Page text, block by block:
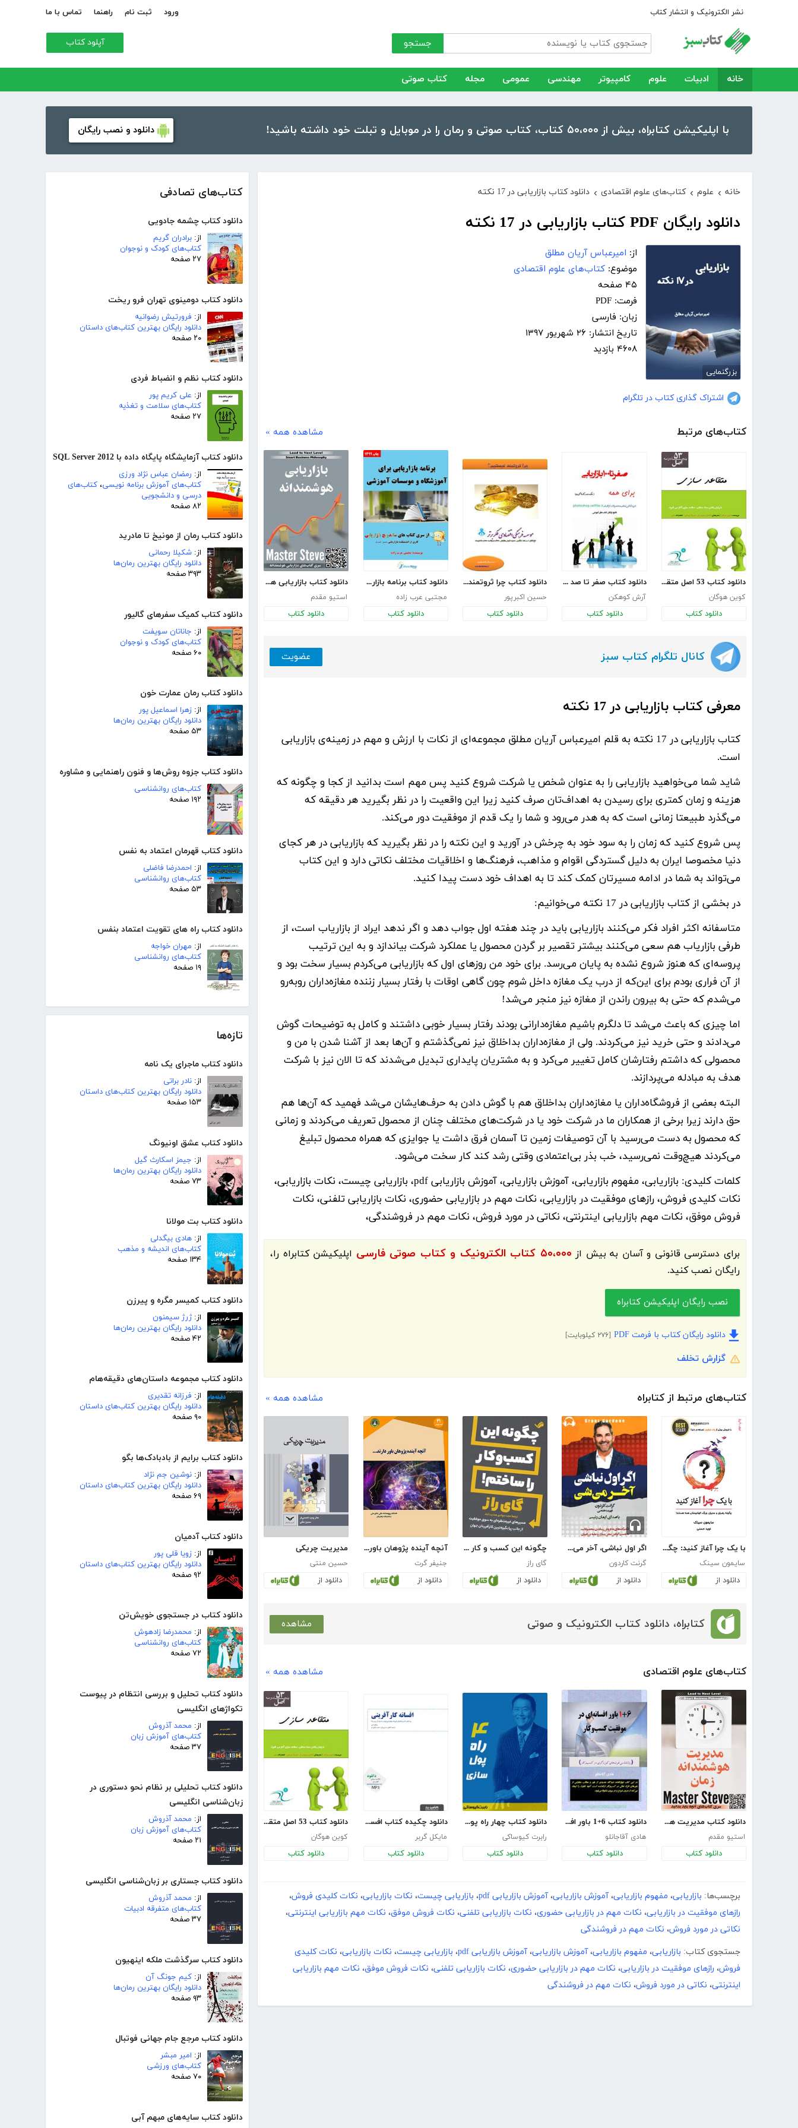
نشر الکترونیک و انتشار کتاب ورود ثبت نام راهنما تماس با ما
جستجو آپلود کتاب
خانه ادبیات علوم کامپیوتر مهندسی عمومی مجله کتاب صوتی
با اپلیکیشن کتابراه، بیش از ۵۰،۰۰۰ کتاب، کتاب صوتی و رمان را در موبایل و تبلت خود داشته باشید! دانلود و نصب رایگان
کتاب‌های تصادفی
دانلود کتاب چشمه جادویی
از: برادران گریم
کتاب‌های کودک و نوجوان
۲۷ صفحه
دانلود کتاب دومینوی تهران فرو ریخت
از: فرورتیش رضوانیه
دانلود رایگان بهترین کتاب‌های داستان
۲۰ صفحه
دانلود کتاب نظم و انضباط فردی
از: علی کریم پور
کتاب‌های سلامت و تغذیه
۲۷ صفحه
دانلود کتاب آزمایشگاه پایگاه داده با SQL Server 2012
از: رمضان عباس نژاد ورزی
کتاب‌های آموزش برنامه نویسی، کتاب‌های
درسی و دانشجویی
۸۲ صفحه
دانلود کتاب رمان از مونیخ تا مادرید
از: شکیلا رحمانی
دانلود رایگان بهترین رمان‌ها
۳۹۳ صفحه
دانلود کتاب کمیک سفرهای گالیور
از: جاناتان سویفت
کتاب‌های کودک و نوجوان
۶۰ صفحه
دانلود کتاب رمان عمارت خون
از: زهرا اسماعیل پور
دانلود رایگان بهترین رمان‌ها
۵۳ صفحه
دانلود کتاب جزوه روش‌ها و فنون راهنمایی و مشاوره
کتاب‌های روانشناسی
۱۹۲ صفحه
دانلود کتاب قهرمان اعتماد به نفس
از: احمدرضا فاضلی
کتاب‌های روانشناسی
۵۳ صفحه
دانلود کتاب راه های تقویت اعتماد بنفس
از: مهران خواجه
کتاب‌های روانشناسی
۱۹ صفحه
تازه‌ها
دانلود کتاب ماجرای یک نامه
از: نادر براتی
دانلود رایگان بهترین کتاب‌های داستان
۱۵۳ صفحه
دانلود کتاب عشق اونیونگ
از: جیمز اسکارث گیل
دانلود رایگان بهترین رمان‌ها
۷۳ صفحه
دانلود کتاب بت مولانا
از: هادی بیگدلی
کتاب‌های اندیشه و مذهب
۱۳۴ صفحه
دانلود کتاب کمیسر مگره و پیرزن
از:ژرژ سیمنون
دانلود رایگان بهترین رمان‌ها
۴۲ صفحه
دانلود کتاب مجموعه داستان‌های دقیقه‌هام
از: فرزانه تقدیری
دانلود رایگان بهترین کتاب‌های داستان
۹۰ صفحه
دانلود کتاب برایم از بادبادک‌ها بگو
از: نوشین جم نژاد
دانلود رایگان بهترین کتاب‌های داستان
۶۹ صفحه
دانلود کتاب آدمیان
از: زویا قلی پور
دانلود رایگان بهترین کتاب‌های داستان
۹۲ صفحه
دانلود کتاب در جستجوی خویش‌تن
از: محمدرضا زادهوش
کتاب‌های روانشناسی
۷۲ صفحه
دانلود کتاب تحلیل و بررسی انتظام در پیوست
تکواژهای انگلیسی
از: محمد آذروش
کتاب‌های آموزش زبان
۳۷ صفحه
دانلود کتاب تحلیلی بر نظام نحو دستوری در
زبان‌شناسی انگلیسی
از: محمد آذروش
کتاب‌های آموزش زبان
۲۱ صفحه
دانلود کتاب جستاری بر زبان‌شناسی انگلیسی
از: محمد آذروش
کتاب‌های متفرقه ادبیات
۳۷ صفحه
دانلود کتاب سرگذشت ملکه اینهیون
از: کیم جونگ آن
دانلود رایگان بهترین رمان‌ها
۹۳ صفحه
دانلود کتاب مرجع جام جهانی فوتبال
از: امیر مبشر
کتاب‌های ورزشی
۷۰ صفحه
دانلود کتاب سایه‌های مبهم آبی
خانه › علوم › کتاب‌های علوم اقتصادی › دانلود کتاب بازاریابی در 17 نکته
دانلود رایگان PDF کتاب بازاریابی در 17 نکته
بزرگنمایی
از: امیرعباس آریان مطلق
موضوع: کتاب‌های علوم اقتصادی
۴۵ صفحه
فرمت: PDF
زبان: فارسی
تاریخ انتشار: ۲۶ شهریور ۱۳۹۷
۴۶۰۸ بازدید
اشتراک گذاری کتاب در تلگرام
کتاب‌های مرتبط مشاهده همه »
دانلود کتاب 53 اصل متقاعد سازی
کوین هوگان
دانلود کتاب
دانلود کتاب صفر تا صد بازاریابی برای همه
آرش کوهکن
دانلود کتاب
دانلود کتاب چرا ثروتمند نیستیم؟
حسین اکبرپور
دانلود کتاب
دانلود کتاب برنامه بازاریابی برای آموزشگاه و موسسات آموزشی
مجتبی عرب زاده
دانلود کتاب
دانلود کتاب بازاریابی هوشمندانه
استیو مقدم
دانلود کتاب
کانال تلگرام کتاب سبز عضویت
معرفی کتاب بازاریابی در 17 نکته
کتاب بازاریابی در 17 نکته به قلم امیرعباس آریان مطلق مجموعه‌ای از نکات با ارزش و مهم در زمینه‌ی بازاریابی
است.
شاید شما می‌خواهید بازاریابی را به عنوان شخص یا شرکت شروع کنید پس مهم است بدانید از کجا و چگونه که
هزینه و زمان کمتری برای رسیدن به اهداف‌تان صرف کنید زیرا این واقعیت را در نظر بگیرید هر دقیقه که
می‌گذرد طبیعتا زمانی است که به هدر می‌رود و شما را یک قدم از موفقیت دور می‌کند.
پس شروع کنید که زمان را به سود خود به چرخش در آورید و این نکته را در نظر بگیرید که بازاریابی در هر کجای
دنیا مخصوصا ایران به دلیل گستردگی اقوام و مذاهب، فرهنگ‌ها و اخلاقیات مختلف نکاتی دارد و این کتاب
می‌تواند به شما در ادامه مسیرتان کمک کند تا به اهداف خود دست پیدا کنید.
در بخشی از کتاب بازاریابی در 17 نکته می‌خوانیم:
متاسفانه اکثر افراد فکر می‌کنند بازاریابی باید در چند هفته اول جواب دهد و اگر ندهد ایراد از بازاریاب است، از
طرفی بازاریاب هم سعی می‌کنند بیشتر تقصیر بر گردن محصول یا عملکرد شرکت بیاندازد و به این ترتیب
پروسه‌ای که هنوز شروع نشده به پایان می‌رسد. برای خود من روزهای اول که بازاریابی می‌کردم بسیار سخت بود و
از آن فراری بودم برای این‌که از درب یک مغازه داخل شوم چون گاهی اوقات با رفتار بسیار زننده مغازه‌داران روبه‌رو
می‌شدم که حتی به بیرون راندن از مغازه نیز منجر می‌شد!
اما چیزی که باعث می‌شد تا دلگرم باشیم مغازه‌دارانی بودند رفتار بسیار خوبی داشتند و کامل به توضیحات گوش
می‌دادند و حتی خرید نیز می‌کردند. ولی از مغازه‌داران بد‌اخلاق نیز نمی‌گذشتم و آن‌ها بعد از آشنا شدن با من و
محصولی که داشتم رفتارشان کامل تغییر می‌کرد و به مشتریان پایداری تبدیل می‌شدند که تا الان نیز با شرکت
هدف به مبادله می‌پردازند.
البته بعضی از فروشگاه‌داران یا مغازه‌داران بد‌اخلاق هم با گوش دادن به حرف‌هایشان می‌شد فهمید که آن‌ها هم
حق دارند زیرا برخی از همکاران ما در شرکت خود یا در شرکت‌های مختلف چنان از محصول تعریف می‌کردند و زمانی
که محصول به دست می‌رسید با آن توصیفات زمین تا آسمان فرق داشت یا جوایزی که همراه محصول تبلیغ
می‌کردند هیچ‌وقت نمی‌رسید، خب بذر بی‌اعتمادی وقتی رشد کند کار سخت می‌شود.
کلمات کلیدی:
بازاریابی، مفهوم بازاریابی، آموزش بازاریابی، آموزش بازاریابی pdf، بازاریابی چیست، نکات بازاریابی،
نکات کلیدی فروش، رازهای موفقیت در بازاریابی، نکات مهم در بازاریابی حضوری، نکات بازاریابی تلفنی، نکات
فروش موفق، نکات مهم بازاریابی اینترنتی، نکاتی در مورد فروش، نکات مهم در فروشندگی،
برای دسترسی قانونی و آسان به بیش از ۵۰،۰۰۰ کتاب الکترونیک و کتاب صوتی فارسی اپلیکیشنکتابراه را،
رایگان نصب کنید.
نصب رایگان اپلیکیشن کتابراه
دانلود رایگان کتاب با فرمت PDF [۲۷۶ کیلوبایت]
گزارش تخلف
کتاب‌های مرتبط از کتابراه مشاهده همه »
با یک چرا آغاز کنید: چگونه رهبران بزرگ، در انجام کارها الهام بخش همه افرادند
سایمون سینک
دانلود از
اگر اول نباشی، آخر می‌شی
گرنت کاردون
دانلود از
چگونه این کسب و کار را ساختم
گای راز
دانلود از
آنچه آینده پژوهان باور دارند
جنیفر گرت
دانلود از
مدیریت چریکی
حسین منتی
دانلود از
کتابراه، دانلود کتاب الکترونیک و صوتی مشاهده
کتاب‌های علوم اقتصادی مشاهده همه »
دانلود کتاب مدیریت هوشمندانه زمان
استیو مقدم
دانلود کتاب
دانلود کتاب 6+1 باور افسانه‌ای در موفقیت کسب‌وکار
هادی آقاجانلو
دانلود کتاب
دانلود کتاب چهار راه پول سازی
رابرت کیوساکی
دانلود کتاب
دانلود چکیده کتاب افسانه کارآفرینی
مایکل گربر
دانلود کتاب
دانلود کتاب 53 اصل متقاعد سازی
کوین هوگان
دانلود کتاب
برچسب‌ها: بازاریابی، مفهوم بازاریابی،آموزش بازاریابی،آموزش بازاریابی pdf ، بازاریابی چیست، نکات بازاریابی، نکات کلیدی فروش،
رازهای موفقیت در بازاریابی، نکات مهم در بازاریابی حضوری، نکات بازاریابی تلفنی، نکات فروش موفق، نکات مهم بازاریابی اینترنتی،
نکاتی در مورد فروش، نکات مهم در فروشندگی
جستجوی کتاب: بازاریابی، مفهوم بازاریابی،آموزش بازاریابی،آموزش بازاریابی pdf ، بازاریابی چیست، نکات بازاریابی، نکات کلیدی
فروش، رازهای موفقیت در بازاریابی، نکات مهم در بازاریابی حضوری، نکات بازاریابی تلفنی، نکات فروش موفق، نکات مهم بازاریابی
اینترنتی، نکاتی در مورد فروش، نکات مهم در فروشندگی